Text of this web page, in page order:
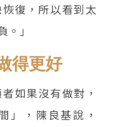
復，所以看到太
」
得更好
如果沒有做對，
」，陳良基說，